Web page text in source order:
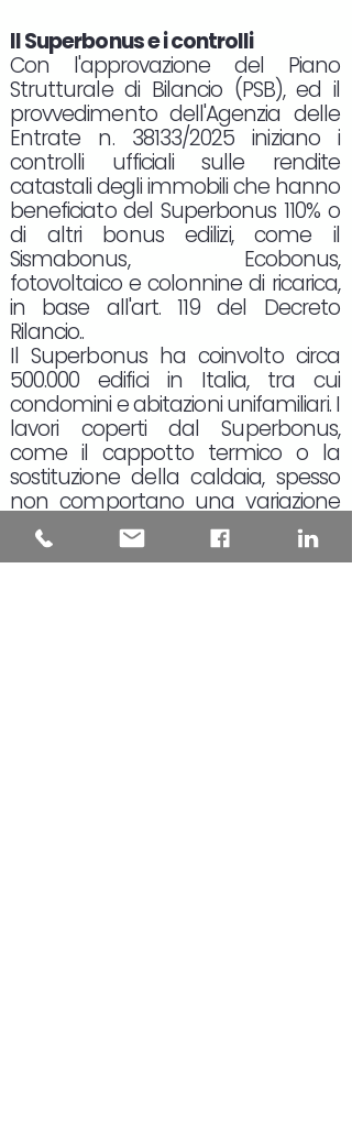
Il Superbonus e i controlli
Con l'approvazione del Piano
Strutturale di Bilancio (PSB), ed il
provvedimento dell'Agenzia delle
Entrate n. 38133/2025 iniziano i
controlli ufficiali sulle rendite
catastali degli immobili che hanno
beneficiato del Superbonus 110% o
di altri bonus edilizi, come il
Sismabonus, Ecobonus,
fotovoltaico e colonnine di ricarica,
in base all'art. 119 del Decreto
Rilancio..
Il Superbonus ha coinvolto circa
500.000 edifici in Italia, tra cui
condomini e abitazioni unifamiliari. I
lavori coperti dal Superbonus,
come il cappotto termico o la
sostituzione della caldaia, spesso
non comportano una variazione
della pianta dell'immobile, e quindi
non richiedono, in teoria, un